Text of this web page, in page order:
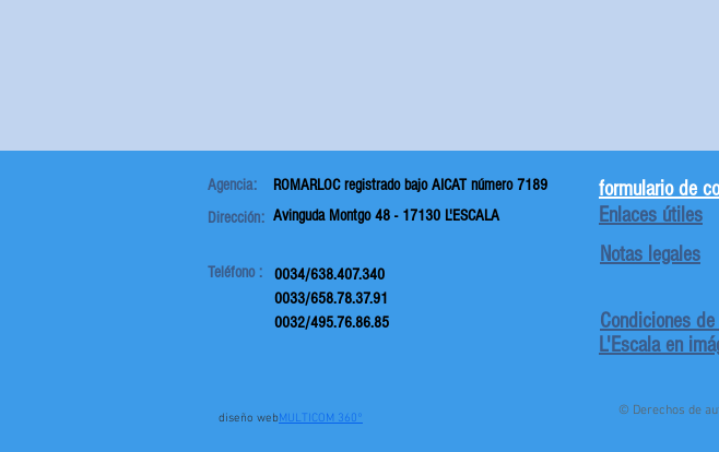
Agencia: ROMARLOC registrado bajoAICAT número 7189
Dirección: Avinguda Montgo 48 - 17130 L'ESCALA
Teléfono :
0034/638.407.340
0033/658.78.37.91
0032/495.76.86.85
formulario de
Enlaces útiles
Notas legales
Condiciones
L'Escala en
© Derechos de
diseño webMULTICOM 360°